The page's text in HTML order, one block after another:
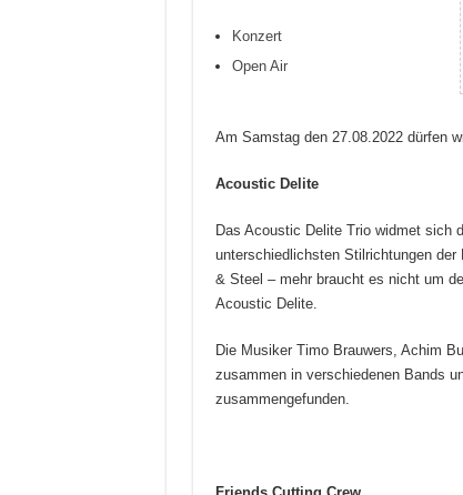
Konzert
Open Air
Am Samstag den 27.08.2022 dürfen
Acoustic Delite
Das Acoustic Delite Trio widmet sich
unterschiedlichsten Stilrichtungen
& Steel – mehr braucht es nicht um
Acoustic Delite.
Die Musiker Timo Brauwers, Achim
zusammen in verschiedenen Bands
zusammengefunden.